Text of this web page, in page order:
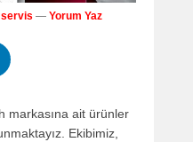
servis — Yorum Yaz
markasına ait ürünler
Ekibimiz,